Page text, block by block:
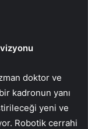
doktor ve
kadronun yanı
yeni ve
Robotik cerrahi